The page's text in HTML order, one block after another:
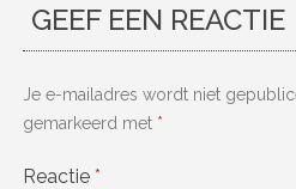
GEEF EEN REACTIE
Je e-mailadres wordt niet
gemarkeerd met *
Reactie *